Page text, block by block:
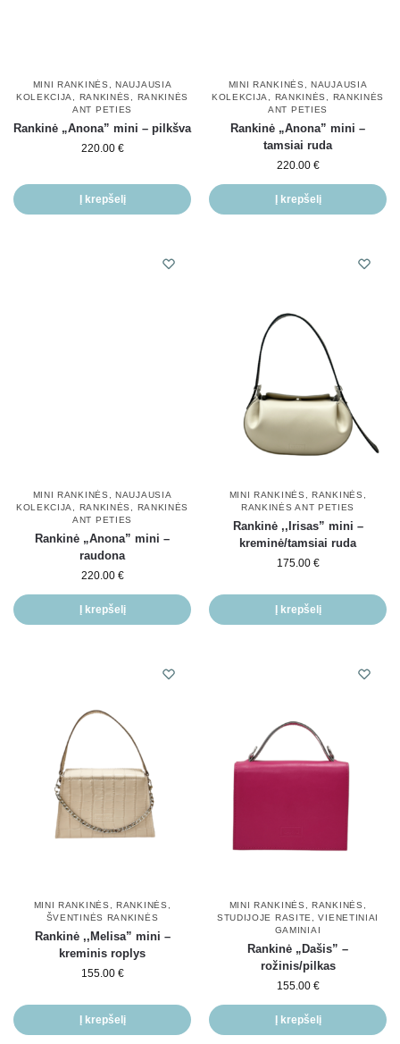
MINI RANKINĖS ,NAUJAUSIA
KOLEKCIJA
RANKINĖS
RANKINĖS
ANT PETIES
Rankinė „Anona” mini – pilkšva
220.00 €
Į krepšelį
MINI RANKINĖS ,NAUJAUSIA
KOLEKCIJA
RANKINĖS
RANKINĖS
ANT PETIES
Rankinė „Anona” mini –
tamsiai ruda
220.00 €
Į krepšelį
MINI RANKINĖS ,NAUJAUSIA
KOLEKCIJA
RANKINĖS
RANKINĖS
ANT PETIES
Rankinė „Anona” mini –
raudona
220.00 €
Į krepšelį
MINI RANKINĖS ,RANKINĖS
RANKINĖS ANT PETIES
Rankinė ,,Irisas” mini –
kreminė/tamsiai ruda
175.00 €
Į krepšelį
MINI RANKINĖS ,RANKINĖS
ŠVENTINĖS RANKINĖS
Rankinė ,,Melisa” mini –
kreminis roplys
155.00 €
Į krepšelį
MINI RANKINĖS ,RANKINĖS
STUDIJOJE RASITE
,VIENETINIAI
GAMINIAI
Rankinė „Dašis” –
rožinis/pilkas
155.00 €
Į krepšelį